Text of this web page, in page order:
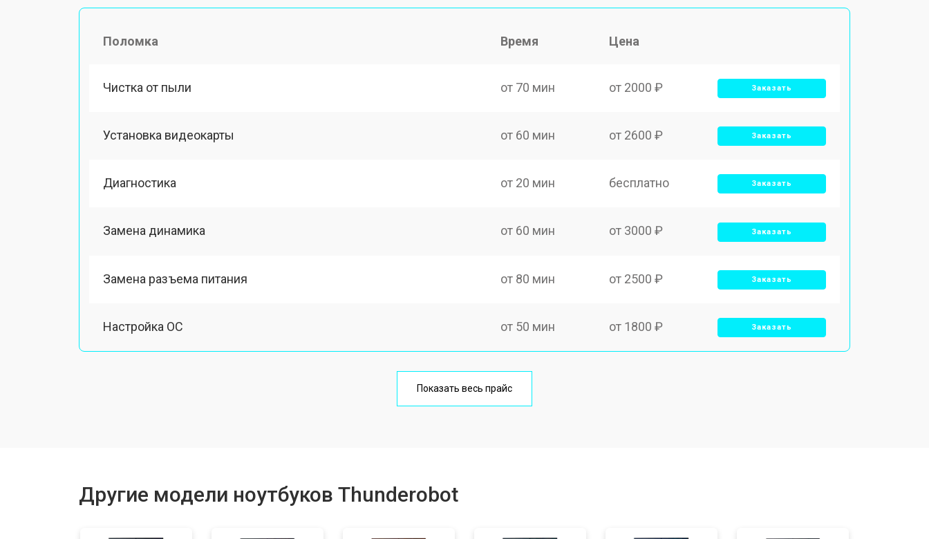
Поломка Время Цена
Чистка от пыли от 70 мин от 2000 ₽ Заказать
Установка видеокарты от 60 мин от 2600 ₽ Заказать
Диагностика от 20 мин бесплатно Заказать
Замена динамика от 60 мин от 3000 ₽ Заказать
Замена разъема питания от 80 мин от 2500 ₽ Заказать
Настройка ОС от 50 мин от 1800 ₽ Заказать
от 100 мин
Показать весь прайс
Другие модели ноутбуков Thunderobot